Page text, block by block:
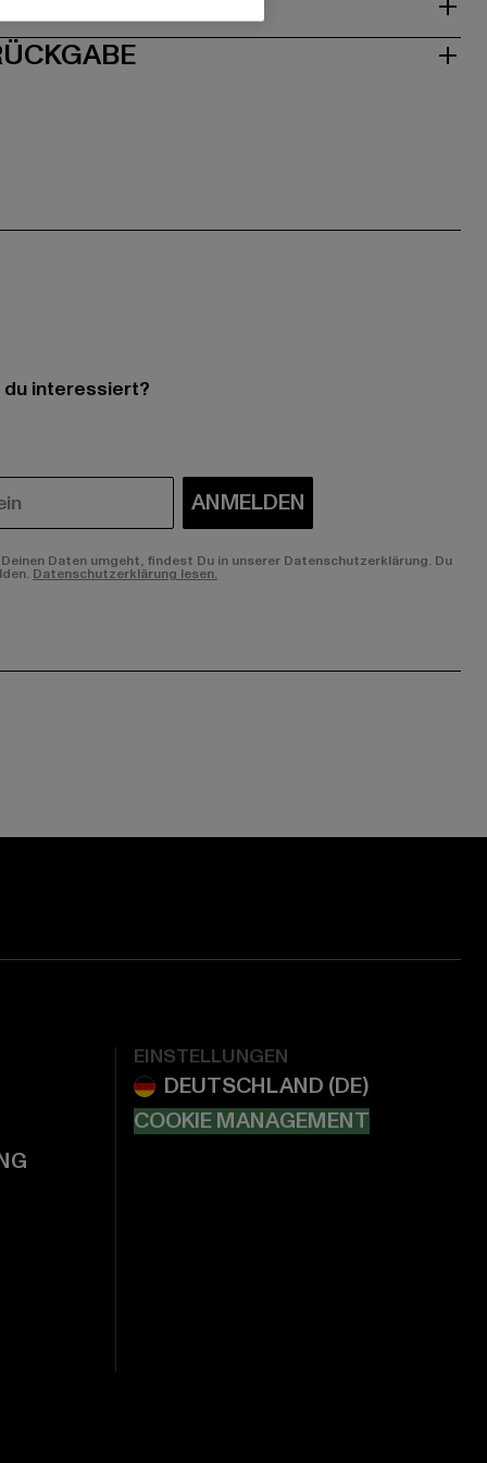
interessiert?
ANMELDEN
Daten umgeht, findest Du in unserer Datenschutzerklärung. Du
Datenschutzerklärung lesen.
EINSTELLUNGEN
COOKIE MANAGEMENT